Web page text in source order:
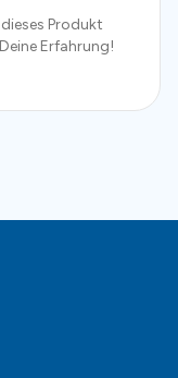
Produkt
Erfahrung!